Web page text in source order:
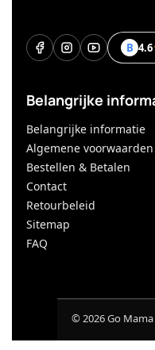
B 4.6
Belangrijke
Belangrijke informatie
Algemene voorwaarden
Bestellen & Betalen
Contact
Retourbeleid
Sitemap
FAQ
©2026Go Mama